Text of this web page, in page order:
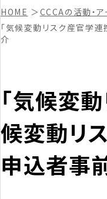
HOME ＞CCCAの活動・
「気候変動リスク産官学
介
「気候変
候変動リ
申込者事